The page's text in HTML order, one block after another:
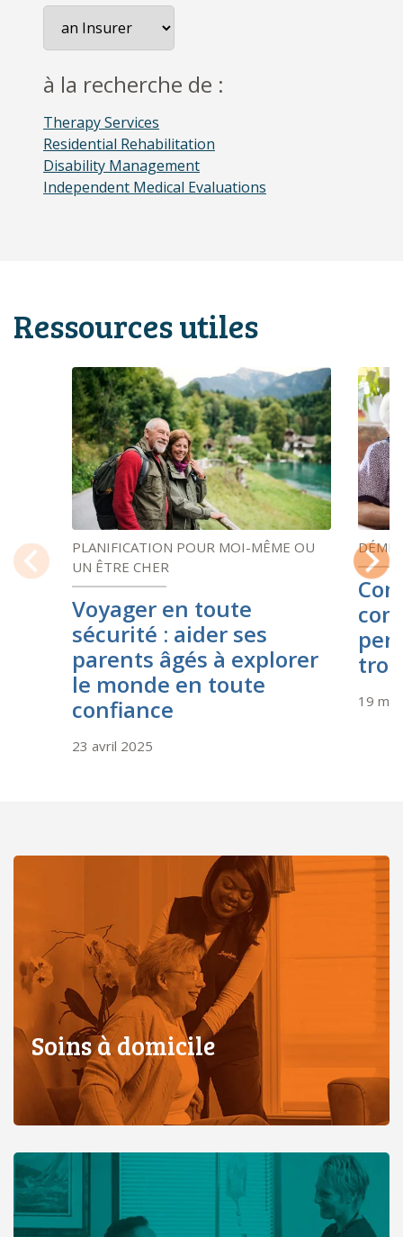
à la recherche de :
Therapy Services
Residential Rehabilitation
Disability Management
Independent Medical Evaluations
Ressources utiles
Previous
PLANIFICATION POUR MOI-MÊME OU
UN ÊTRE CHER
Voyager en toute
sécurité : aider ses
parents âgés à explorer
le monde en toute
confiance
23 avril 2025
19
Next
Soins à domicile